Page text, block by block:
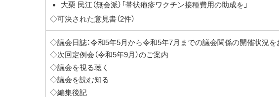
大栗 民江（無会派）「帯状疱疹ワクチン接種費用の助成を」
◇可決された意見書（2件）
◇議会日誌：令和5年5月から令和5年7月までの議会関係の開催状況を
◇次回定例会（令和5年9月）のご案内
◇議会を視る聴く
◇議会を読む知る
◇編集後記